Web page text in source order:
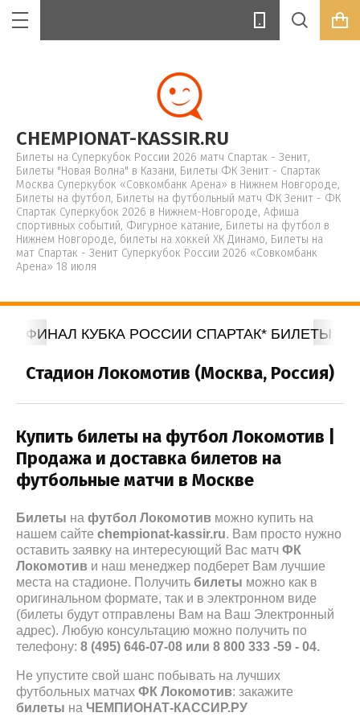
CHEMPIONAT-KASSIR.RU
Билеты на Суперкубок России 2026 матч Спартак - Зенит,
Билеты "Новая Волна" в Казани, Билеты ФК Зенит - Спартак
Москва Суперкубок «Совкомбанк Арена» в Нижнем Новгороде,
Билеты на футбол, Билеты на футбольный матч ФК Зенит - ФК
Спартак Суперкубок 2026 в Нижнем-Новгороде, Афиша
спортивных событий, Фигурное катание, Билеты на футбол в
Нижнем Новгороде, билеты на хоккей ХК Динамо, Билеты на
мат Спартак - Зенит Суперкубок России 2026 «Совкомбанк
Арена» 18 июля
ФИНАЛ КУБКА РОССИИ СПАРТАК* БИЛЕТЫ
Стадион Локомотив (Москва, Россия)
Купить билеты на футбол Локомотив |
Продажа и доставка билетов на
футбольные матчи в Москве
Билеты на футбол Локомотив можно купить на
нашем сайте chempionat-kassir.ru. Вам просто нужно
оставить заявку на интересующий Вас матч ФК
Локомотив и наш менеджер подберет Вам лучшие
места на стадионе. Получить билеты можно как в
оригинальном формате, так и в электронном виде
(билеты будут отправлены Вам на Ваш Электронный
адрес). Любую консультацию можно получить по
телефону: 8 (495) 646-07-08 или 8 800 333 -59 - 04.
Не упустите свой шанс побывать на лучших
футбольных матчах ФК Локомотив: закажите
билеты на ЧЕМПИОНАТ-КАССИР.РУ
26
по
Цена (руб.):
Название:
Артикул:
Текст:
Выберите...
Производитель:
Лучшее:
Выберите...
Новинка:
Спецпредложение: